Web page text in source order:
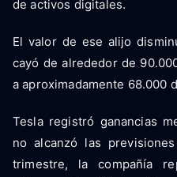
de activos digitales.
El valor de ese alijo
cayó de alrededor de
a aproximadamente 68.000
Tesla registró ganancias
no alcanzó las
trimestre, la compañía